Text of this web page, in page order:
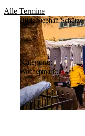
Alle Termine
Bild: Stephan Schütze
Kategorie:
Wochenmarkt